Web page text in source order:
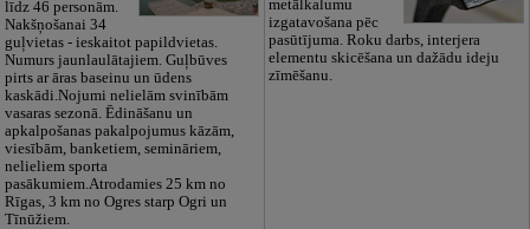
līdz 46 personām.
Nakšņošanai 34
guļvietas - ieskaitot papildvietas.
Numurs jaunlaulātajiem. Guļbūves
pirts ar āras baseinu un ūdens
kaskādi.Nojumi nelielām svinībām
vasaras sezonā. Ēdināšanu un
apkalpošanas pakalpojumus kāzām,
viesībām, banketiem, semināriem,
nelieliem sporta
pasākumiem.Atrodamies 25 km no
Rīgas, 3 km no Ogres starp Ogri un
Tīnūžiem.
metālkalumu
izgatavošana pēc
pasūtījuma. Roku darbs, interjera
elementu skicēšana un dažādu ideju
zīmēšanu.